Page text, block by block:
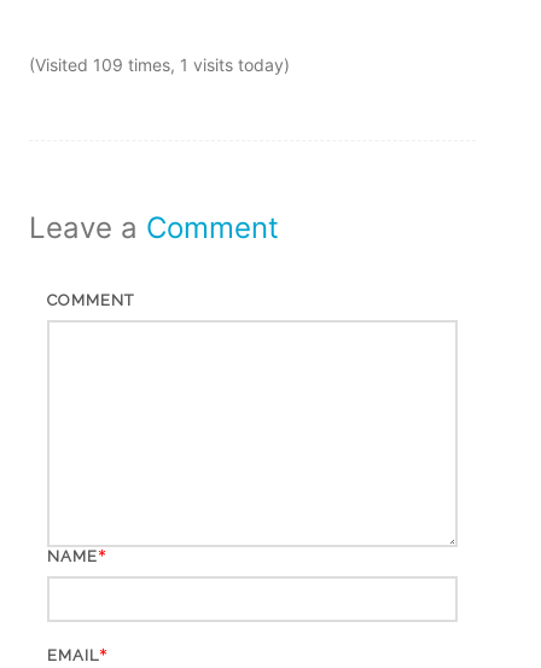
(Visited 109 times, 1 visits today)
Leave a Comment
COMMENT
NAME*
EMAIL*